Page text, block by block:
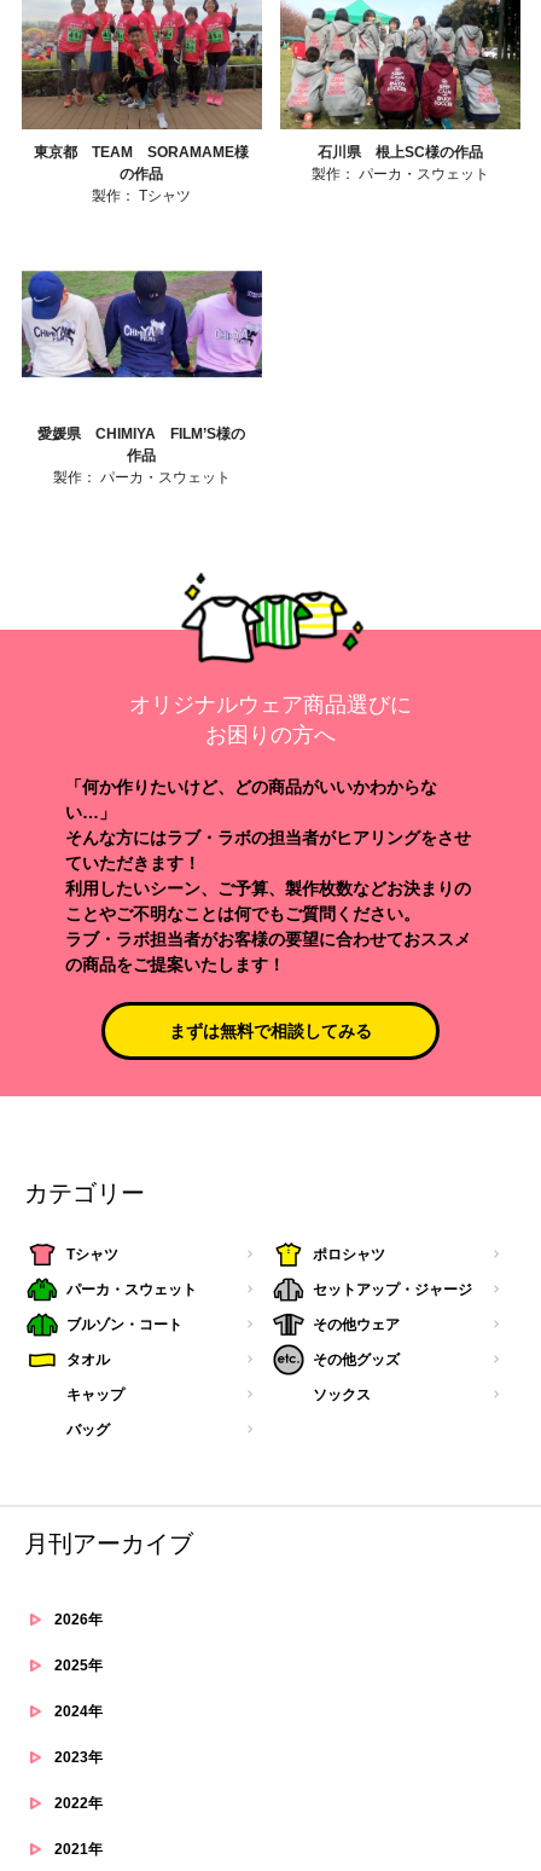
東京都 TEAM SORAMAME様
の作品
製作： Tシャツ
石川県 根上SC様の作品
製作：
パーカ・スウェット
愛媛県 CHIMIYA FILM’S様の
作品
製作：
パーカ・スウェット
オリジナルウェア商品選びに
お困りの方へ
「何か作りたいけど、どの商品がいいかわからな
い…」
そんな方にはラブ・ラボの担当者がヒアリングをさせ
ていただきます！
利用したいシーン、ご予算、製作枚数などお決まりの
ことやご不明なことは何でもご質問ください。
ラブ・ラボ担当者がお客様の要望に合わせておススメ
の商品をご提案いたします！
まずは無料で相談してみる
カテゴリー
Tシャツ ポロシャツ
パーカ・スウェット セットアップ・ジャージ
ブルゾン・コート その他ウェア
タオル その他グッズ
キャップ ソックス
バッグ
月刊アーカイブ
2026年
2025年
2024年
2023年
2022年
2021年